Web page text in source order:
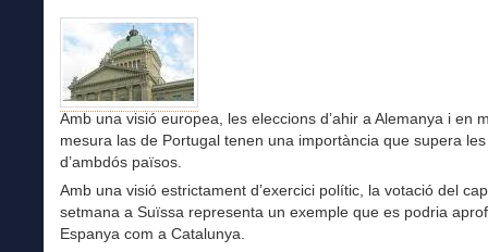
Amb una visió europea, les eleccions d’ahir a Alemanya i en
mesura las de Portugal tenen una importància que supera
d’ambdós països.
Amb una visió estrictament d’exercici polític, la votació del
setmana a Suïssa representa un exemple que es podria
Espanya com a Catalunya.